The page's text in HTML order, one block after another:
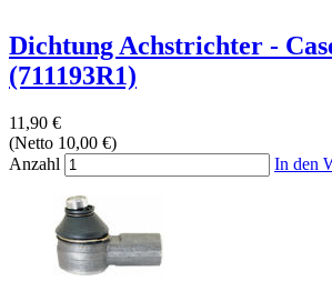
Dichtung Achstrichter -
(711193R1)
11,90 €
(Netto 10,00 €)
Anzahl
In den